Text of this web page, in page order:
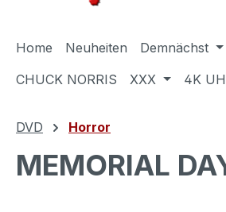
Home Neuheiten Demnächst
CHUCK NORRIS
XXX 4K
DVD Horror
MEMORIAL